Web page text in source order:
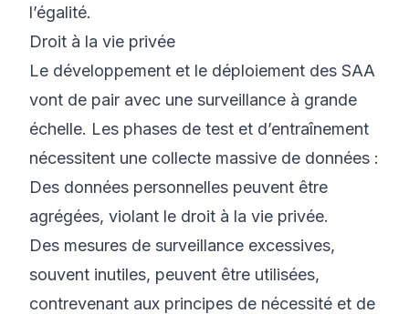
l’égalité.
Droit à la vie privée
Le développement et le déploiement des SAA
vont de pair avec une surveillance à grande
échelle. Les phases de test et d’entraînement
nécessitent une collecte massive de données :
Des données personnelles peuvent être
agrégées, violant le droit à la vie privée.
Des mesures de surveillance excessives,
souvent inutiles, peuvent être utilisées,
contrevenant aux principes de nécessité et de